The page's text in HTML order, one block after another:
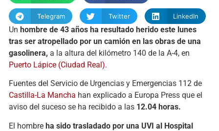
Telegram Twitter LinkedIn
Un hombre de 43 años ha resultado herido este lunes
tras ser atropellado por un camión en las obras de una
gasolinera, a la altura del kilómetro 140 de la A-4, en
Puerto Lápice (Ciudad Real).
Fuentes del Servicio de Urgencias y Emergencias 112 de
Castilla-La Mancha han explicado a Europa Press que el
aviso del suceso se ha recibido a las 12.04 horas.
El hombre ha sido trasladado por una UVI al Hospital